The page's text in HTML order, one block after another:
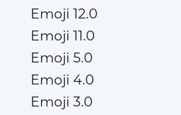
Emoji 12.0
Emoji 11.0
Emoji 5.0
Emoji 4.0
Emoji 3.0